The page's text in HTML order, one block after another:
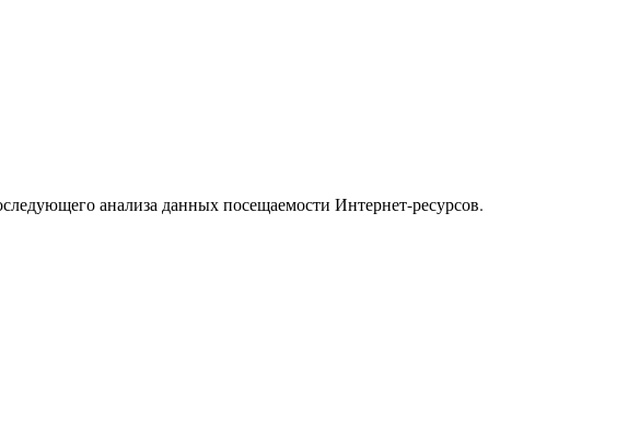
анализа данных посещаемости Интернет-ресурсов.